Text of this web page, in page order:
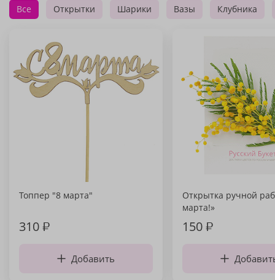
Все Открытки Шарики Вазы Клубника
Топпер "8 марта"
310₽
Добавить
Открытка ручной
марта!»
150₽